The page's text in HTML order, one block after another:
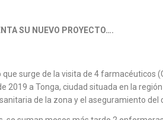
SU NUEVO PROYECTO….
surge de la visita de 4 farmacéuticos
2019 a Tonga, ciudad situada en la
de la zona y el aseguramiento del